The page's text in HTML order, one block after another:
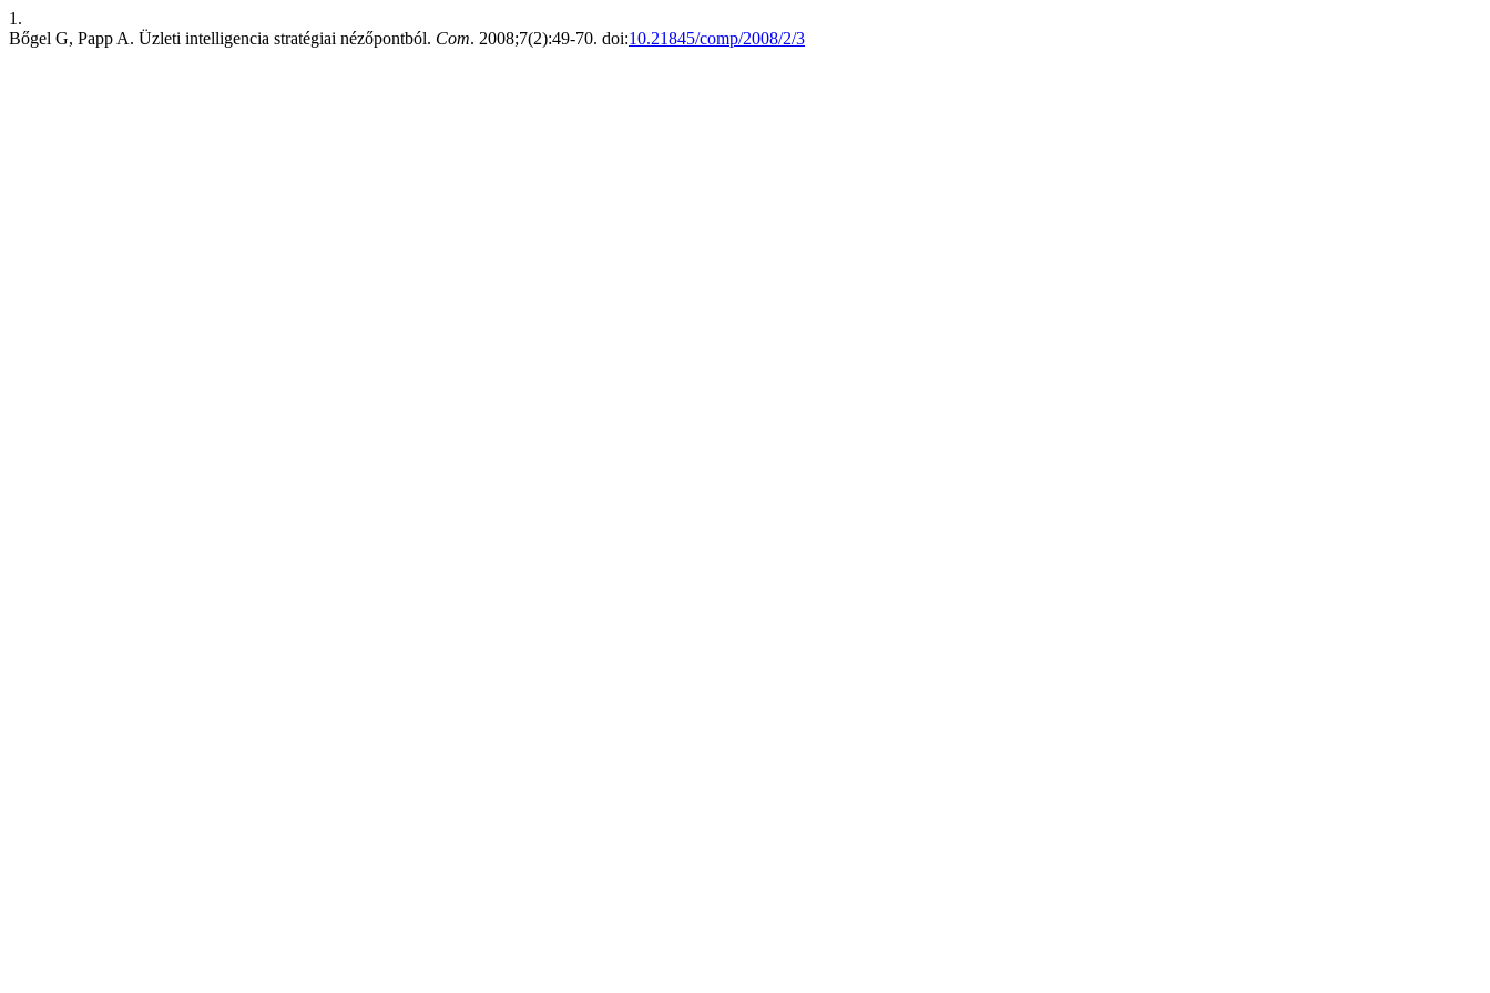
1.
Bőgel G, Papp A. Üzleti intelligencia stratégiai nézőpontból. Com. 2008;7(2):49-70. doi:10.21845/comp/2008/2/3